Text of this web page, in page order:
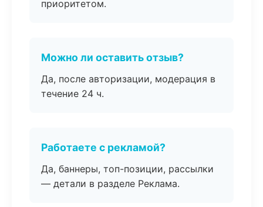
приоритетом.
Можно ли оставить отзыв?
Да, после авторизации, модерация в
течение 24 ч.
Работаете с рекламой?
Да, баннеры, топ-позиции, рассылки
— детали в разделе Реклама.